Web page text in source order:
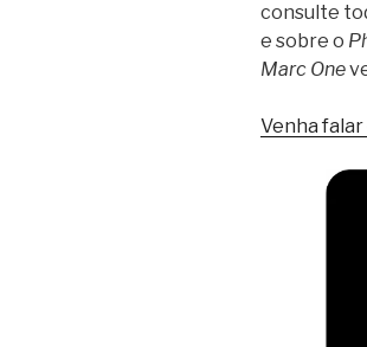
consulte
e sobre o
Marc One
Venha